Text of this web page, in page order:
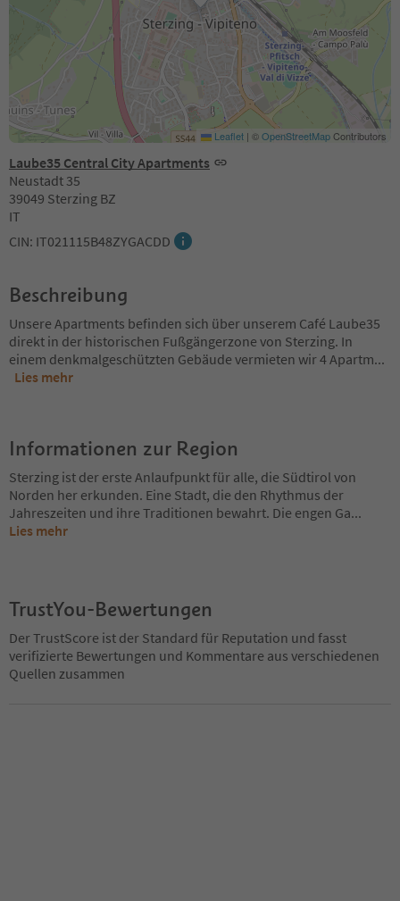
Laube35 Central City Apartments
Neustadt 35
39049 Sterzing BZ
IT
CIN: IT021115B48ZYGACDD
Leaflet | ©OpenStreetMapContributors
Beschreibung
Unsere Apartments befinden sich über unserem Café Laube35
direkt in der historischen Fußgängerzone von Sterzing. In
einem denkmalgeschützten Gebäude vermieten wir 4 Apartm...
Lies mehr
Informationen zur Region
Sterzing ist der erste Anlaufpunkt für alle, die Südtirol von
Norden her erkunden. Eine Stadt, die den Rhythmus der
Jahreszeiten und ihre Traditionen bewahrt. Die engen Ga...
Lies mehr
TrustYou-Bewertungen
Der TrustScore ist der Standard für Reputation und fasst
verifizierte Bewertungen und Kommentare aus verschiedenen
Quellen zusammen